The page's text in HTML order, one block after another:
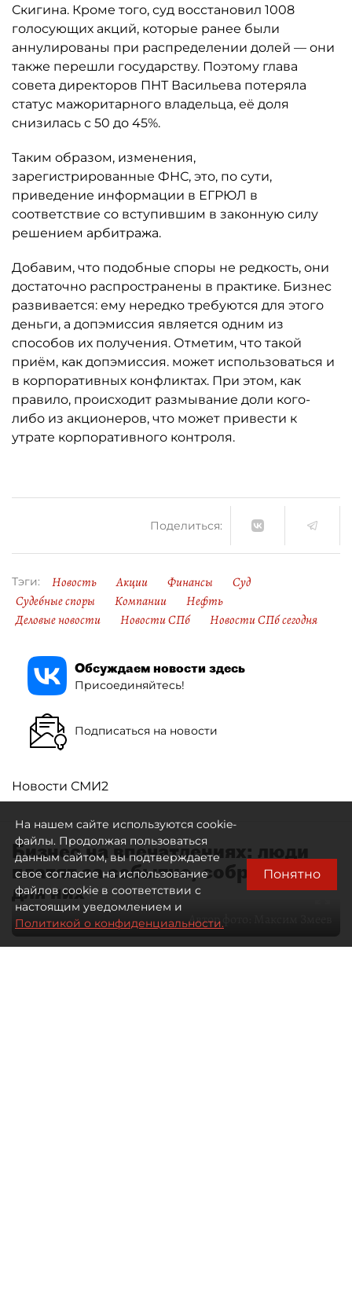
Скигина. Кроме того, суд восстановил 1008
голосующих акций, которые ранее были
аннулированы при распределении долей — они
также перешли государству. Поэтому глава
совета директоров ПНТ Васильева потеряла
статус мажоритарного владельца, её доля
снизилась с 50 до 45%.
Таким образом, изменения,
зарегистрированные ФНС, это, по сути,
приведение информации в ЕГРЮЛ в
соответствие со вступившим в законную силу
решением арбитража.
Добавим, что подобные споры не редкость, они
достаточно распространены в практике. Бизнес
развивается: ему нередко требуются для этого
деньги, а допэмиссия является одним из
способов их получения. Отметим, что такой
приём, как допэмиссия. может использоваться и
в корпоративных конфликтах. При этом, как
правило, происходит размывание доли кого-
либо из акционеров, что может привести к
утрате корпоративного контроля.
Поделиться:
Тэги: Новость Акции Финансы
Суд
Судебные споры
Компании
Нефть
Деловые новости
Новости СПб Новости СПб сегодня
Обсуждаем новости здесь
Присоединяйтесь!
Подписаться на новости
Новости СМИ2
Бизнес на впечатлениях: люди
платят за событие, собранное
для них
Автор фото:
На нашем сайте используются cookie-
файлы. Продолжая пользоваться
данным сайтом, вы подтверждаете
свое согласие на использование
файлов cookie в соответствии с
настоящим уведомлением и
Политикой о конфиденциальности.
Понятно